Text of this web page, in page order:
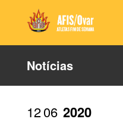
Notícias
1206 2020